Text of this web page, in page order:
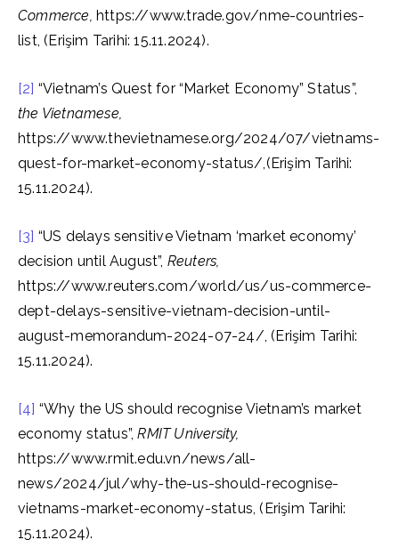
Commerce, https://www.trade.gov/nme-countries-
list, (Erişim Tarihi: 15.11.2024).
[2] “Vietnam’s Quest for “Market Economy” Status”,
the Vietnamese,
https://www.thevietnamese.org/2024/07/vietnams-
quest-for-market-economy-status/,(Erişim Tarihi:
15.11.2024).
[3] “US delays sensitive Vietnam ‘market economy’
decision until August”, Reuters,
https://www.reuters.com/world/us/us-commerce-
dept-delays-sensitive-vietnam-decision-until-
august-memorandum-2024-07-24/, (Erişim Tarihi:
15.11.2024).
[4] “Why the US should recognise Vietnam’s market
economy status”,RMIT University,
https://www.rmit.edu.vn/news/all-
news/2024/jul/why-the-us-should-recognise-
vietnams-market-economy-status, (Erişim Tarihi:
15.11.2024).